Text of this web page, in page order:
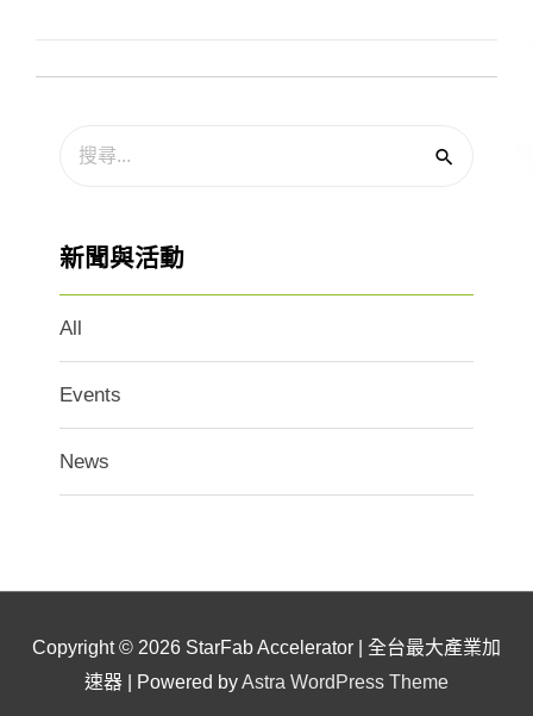
新聞與活動
All
Events
News
Copyright © 2026 StarFab Accelerator | 全台最大產業加
速器 | Powered byAstra WordPress Theme